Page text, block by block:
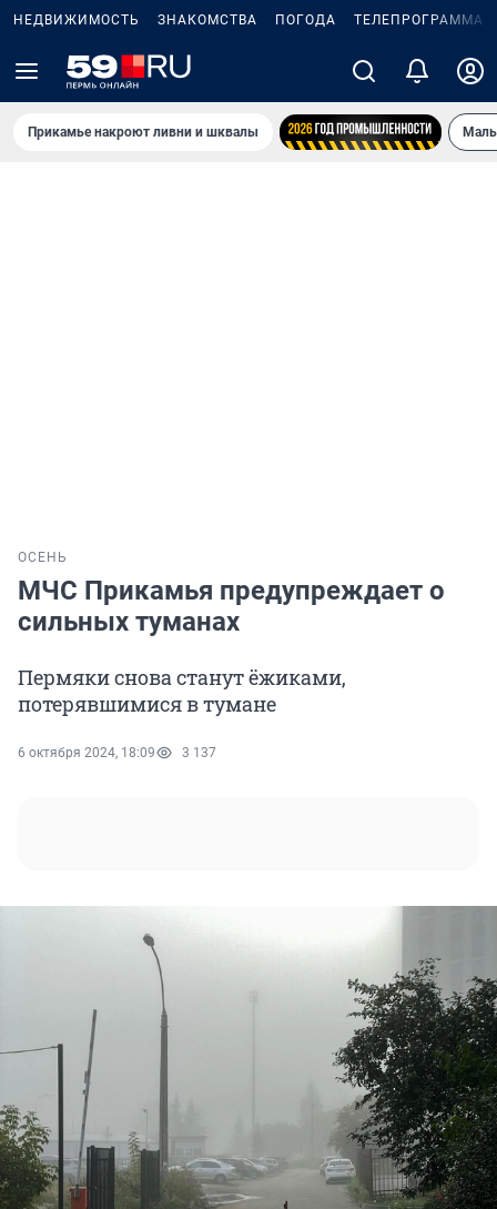
НЕДВИЖИМОСТЬ ЗНАКОМСТВА ПОГОДА ТЕЛЕПРОГРАММА
Прикамье накроют ливни и шквалы
ОСЕНЬ
МЧС Прикамья предупреждает о
сильных туманах
Пермяки снова станут ёжиками,
потерявшимися в тумане
6 октября 2024, 18:09 3 137